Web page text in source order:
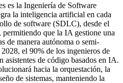
es la Ingeniería de Software
la inteligencia artificial en cada
de software (SDLC), desde el
que la IA gestione una
de manera autónoma o semi-
el 90% de los ingenieros de
asistentes de código basados en IA.
hacia la orquestación, la
de sistemas, manteniendo la